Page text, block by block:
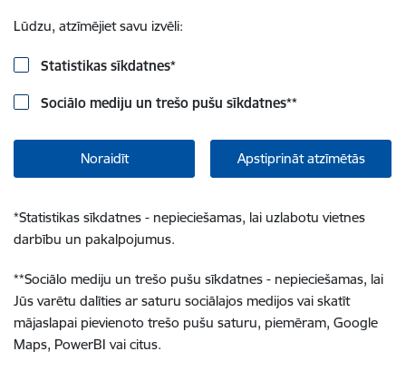
Lūdzu, atzīmējiet savu izvēli:
Statistikas sīkdatnes*
Sociālo mediju un trešo pušu sīkdatnes**
Noraidīt Apstiprināt atzīmētās
*Statistikas sīkdatnes - nepieciešamas, lai uzlabotu vietnes
darbību un pakalpojumus.
**Sociālo mediju un trešo pušu sīkdatnes - nepieciešamas, lai
Jūs varētu dalīties ar saturu sociālajos medijos vai skatīt
mājaslapai pievienoto trešo pušu saturu, piemēram, Google
Maps, PowerBI vai citus.